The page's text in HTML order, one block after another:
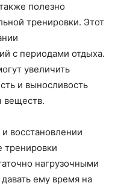
полезно
тренировки. Этот
с периодами отдыха.
увеличить
и выносливость
веществ.
восстановлении
тренировки
нагрузочными
ему время на